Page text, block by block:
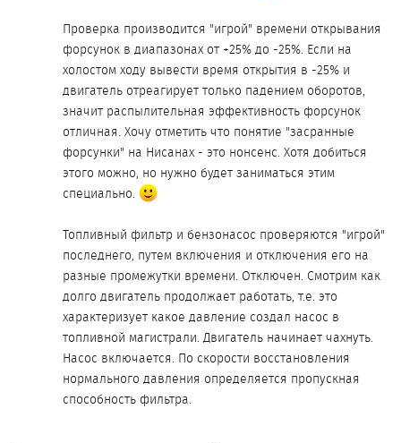
Проверка производится "игрой" времени открывания
форсунок в диапазонах от +25% до -25%. Если на
холостом ходу вывести время открытия в -25% и
двигатель отреагирует только падением оборотов,
значит распылительная эффективность форсунок
отличная. Хочу отметить что понятие "засранные
форсунки" на Нисанах - это нонсенс. Хотя добиться
этого можно, но нужно будет заниматься этим
специально.
Топливный фильтр и бензонасос проверяются "игрой"
последнего, путем включения и отключения его на
разные промежутки времени. Отключен. Смотрим как
долго двигатель продолжает работать, т.е. это
характеризует какое давление создал насос в
топливной магистрали. Двигатель начинает чахнуть.
Насос включается. По скорости восстановления
нормального давления определяется пропускная
способность фильтра.